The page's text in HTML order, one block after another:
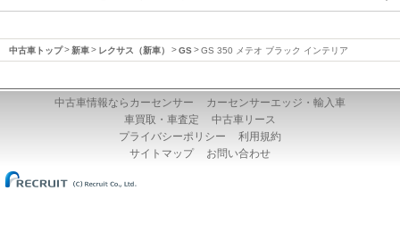
中古車トップ 新車 レクサス（新車） GS GS 350 メテオ ブラック インテリア
中古車情報ならカーセンサー
カーセンサーエッジ・輸入車
車買取・車査定
中古車リース
プライバシーポリシー
利用規約
サイトマップ
お問い合わせ